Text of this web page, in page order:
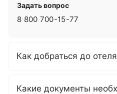
Задать вопрос
8 800 700-15-77
Как добраться до
Какие документы